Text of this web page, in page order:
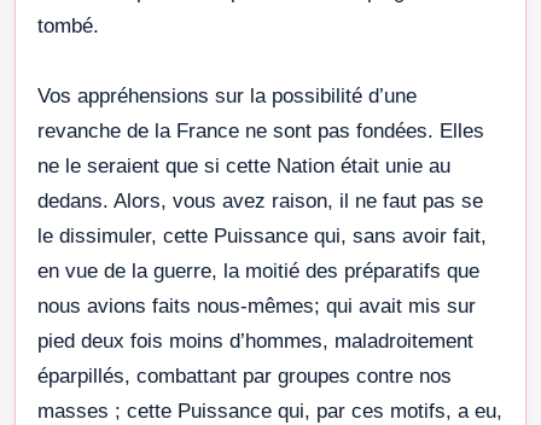
tombé.
Vos appréhensions sur la possibilité d’une
revanche de la France ne sont pas fondées. Elles
ne le seraient que si cette Nation était unie au
dedans. Alors, vous avez raison, il ne faut pas se
le dissimuler, cette Puissance qui, sans avoir fait,
en vue de la guerre, la moitié des préparatifs que
nous avions faits nous-mêmes; qui avait mis sur
pied deux fois moins d’hommes, maladroitement
éparpillés, combattant par groupes contre nos
masses ; cette Puissance qui, par ces motifs, a eu,